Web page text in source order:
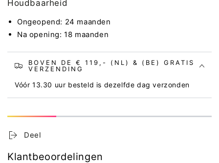
Houdbaarheid
Ongeopend: 24 maanden
Na opening: 18 maanden
BOVEN DE € 119,- (NL) & (BE) GRATIS
VERZENDING
Vóór 13.30 uur besteld is dezelfde dag verzonden
Deel
Klantbeoordelingen